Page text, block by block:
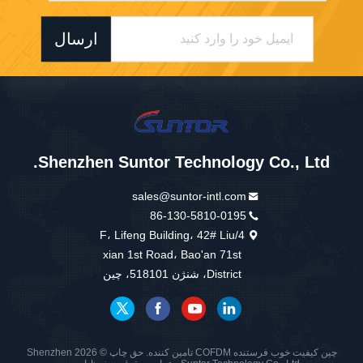
ارسال
Shenzhen Suntor Technology Co., Ltd.
sales@suntor-intl.com
86-130-5810-0195
4/F، Lifeng Building، 42# Liu
xian 1st Road، Bao'an 71st
District، شنژن 518101، چین
چین کیفیت خوب فرستنده COFDM تامین کننده. حق چاپ © 2026 Shenzhen